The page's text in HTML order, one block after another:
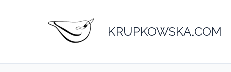
KRUPKOWSKA.COM